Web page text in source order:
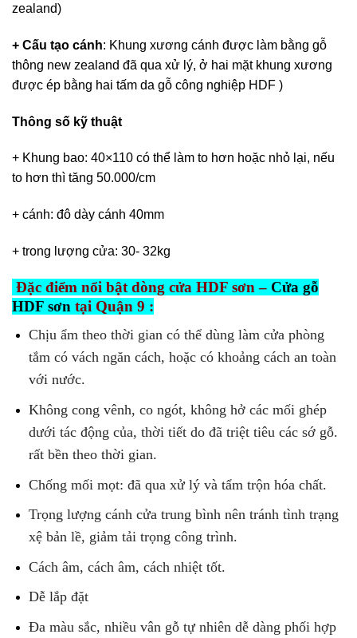
zealand)
+ Cấu tạo cánh: Khung xương cánh được làm bằng gỗ
thông new zealand đã qua xử lý, ở hai mặt khung xương
được ép bằng hai tấm da gỗ công nghiệp HDF )
Thông số kỹ thuật
+ Khung bao: 40×110 có thể làm to hơn hoặc nhỏ lại, nếu
to hơn thì tăng 50.000/cm
+ cánh: đô dày cánh 40mm
+ trong lượng cửa: 30- 32kg
Đặc điểm nổi bật dòng cửa HDF sơn – Cửa gỗ
HDF sơn tại Quận 9 :
Chịu ẩm theo thời gian có thể dùng làm cửa phòng
tắm có vách ngăn cách, hoặc có khoảng cách an toàn
với nước.
Không cong vênh, co ngót, không hở các mối ghép
dưới tác động của, thời tiết do đã triệt tiêu các sớ gỗ.
rất bền theo thời gian.
Chống mối mọt: đã qua xử lý và tẩm trộn hóa chất.
Trọng lượng cánh cửa trung bình nên tránh tình trạng
xệ bản lề, giảm tải trọng công trình.
Cách âm, cách âm, cách nhiệt tốt.
Dễ lắp đặt
Đa màu sắc, nhiều vân gỗ tự nhiên dễ dàng phối hợp